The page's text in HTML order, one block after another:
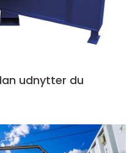
udnytter du